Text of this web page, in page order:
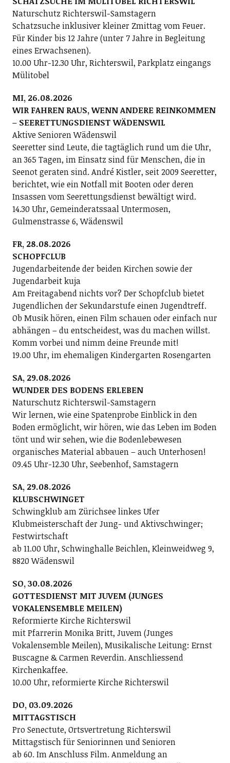
Naturschutz Richterswil-Samstagern
Schatzsuche inklusiver kleiner Zmittag vom Feuer.
Für Kinder bis 12 Jahre (unter 7 Jahre in Begleitung
eines Erwachsenen).
10.00 Uhr-12.30 Uhr, Richterswil, Parkplatz eingangs
Mülitobel
MI, 26.08.2026
WIR FAHREN RAUS, WENN ANDERE REINKOMMEN
– SEERETTUNGSDIENST WÄDENSWIL
Aktive Senioren Wädenswil
Seeretter sind Leute, die tagtäglich rund um die Uhr,
an 365 Tagen, im Einsatz sind für Menschen, die in
Seenot geraten sind. André Kistler, seit 2009 Seeretter,
berichtet, wie ein Notfall mit Booten oder deren
Insassen vom Seerettungsdienst bewältigt wird.
14.30 Uhr, Gemeinderatssaal Untermosen,
Gulmenstrasse 6, Wädenswil
FR, 28.08.2026
SCHOPFCLUB
Jugendarbeitende der beiden Kirchen sowie der
Jugendarbeit kuja
Am Freitagabend nichts vor? Der Schopfclub bietet
Jugendlichen der Sekundarstufe einen Jugendtreff.
Ob Musik hören, einen Film schauen oder einfach nur
abhängen – du entscheidest, was du machen willst.
Komm vorbei und nimm deine Freunde mit!
19.00 Uhr, im ehemaligen Kindergarten Rosengarten
SA, 29.08.2026
WUNDER DES BODENS ERLEBEN
Naturschutz Richterswil-Samstagern
Wir lernen, wie eine Spatenprobe Einblick in den
Boden ermöglicht, wir hören, wie das Leben im Boden
tönt und wir sehen, wie die Bodenlebewesen
organisches Material abbauen – auch Unterhosen!
09.45 Uhr-12.30 Uhr, Seebenhof, Samstagern
SA, 29.08.2026
KLUBSCHWINGET
Schwingklub am Zürichsee linkes Ufer
Klubmeisterschaft der Jung- und Aktivschwinger;
Festwirtschaft
ab 11.00 Uhr, Schwinghalle Beichlen, Kleinweidweg 9,
8820 Wädenswil
SO, 30.08.2026
GOTTESDIENST MIT JUVEM (JUNGES
VOKALENSEMBLE MEILEN)
Reformierte Kirche Richterswil
mit Pfarrerin Monika Britt, Juvem (Junges
Vokalensemble Meilen), Musikalische Leitung: Ernst
Buscagne & Carmen Reverdin. Anschliessend
Kirchenkaffee.
10.00 Uhr, reformierte Kirche Richterswil
DO, 03.09.2026
MITTAGSTISCH
Pro Senectute, Ortsvertretung Richterswil
Mittagstisch für Seniorinnen und Senioren
ab 60. Im Anschluss Film. Anmeldung an